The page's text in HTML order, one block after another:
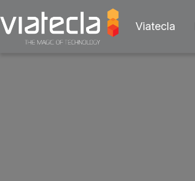
Viatecla